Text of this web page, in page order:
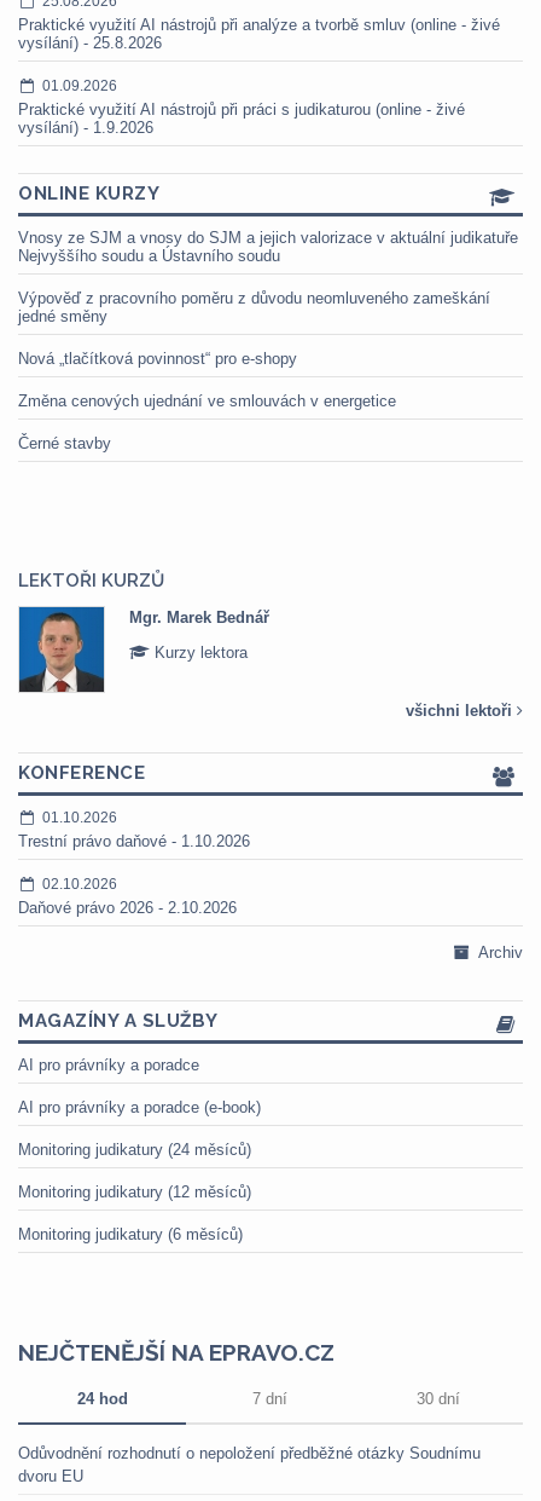
Praktické využití AI nástrojů při analýze a tvorbě smluv (online - živé
vysílání) - 25.8.2026
01.09.2026
Praktické využití AI nástrojů při práci s judikaturou (online - živé
vysílání) - 1.9.2026
ONLINE KURZY
Vnosy ze SJM a vnosy do SJM a jejich valorizace v aktuální judikatuře
Nejvyššího soudu a Ústavního soudu
Výpověď z pracovního poměru z důvodu neomluveného zameškání
jedné směny
Nová „tlačítková povinnost“ pro e-shopy
Změna cenových ujednání ve smlouvách v energetice
Černé stavby
LEKTOŘI KURZŮ
Mgr. Veronika Pázmányová
Kurzy lektora
všichni lektoři
KONFERENCE
01.10.2026
Trestní právo daňové - 1.10.2026
02.10.2026
Daňové právo 2026 - 2.10.2026
Archiv
MAGAZÍNY A SLUŽBY
AI pro právníky a poradce
AI pro právníky a poradce (e-book)
Monitoring judikatury (24 měsíců)
Monitoring judikatury (12 měsíců)
Monitoring judikatury (6 měsíců)
NEJČTENĚJŠÍ NA EPRAVO.CZ
24 hod 7 dní 30 dní
Odůvodnění rozhodnutí o nepoložení předběžné otázky Soudnímu
dvoru EU